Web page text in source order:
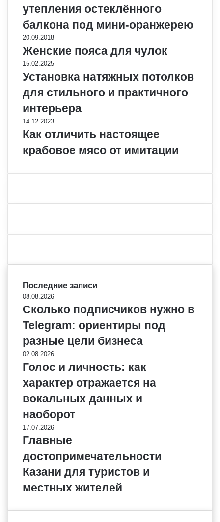
утепления остеклённого
балкона под мини-оранжерею
20.09.2018
Женские пояса для чулок
15.02.2025
Установка натяжных потолков
для стильного и практичного
интерьера
14.12.2023
Как отличить настоящее
крабовое мясо от имитации
Последние записи
08.08.2026
Сколько подписчиков нужно в
Telegram: ориентиры под
разные цели бизнеса
02.08.2026
Голос и личность: как
характер отражается на
вокальных данных и
наоборот
17.07.2026
Главные
достопримечательности
Казани для туристов и
местных жителей